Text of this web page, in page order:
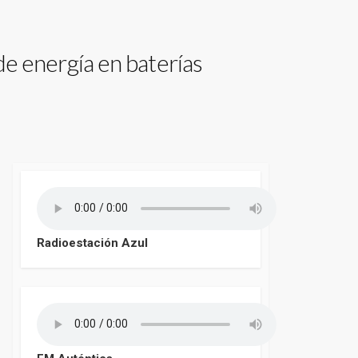
energía en baterías
Radioestación Azul